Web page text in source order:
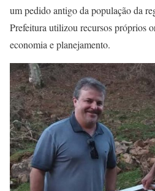
um pedido antigo da população da
Prefeitura utilizou recursos próprios
economia e planejamento.